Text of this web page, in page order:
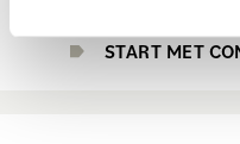
START MET